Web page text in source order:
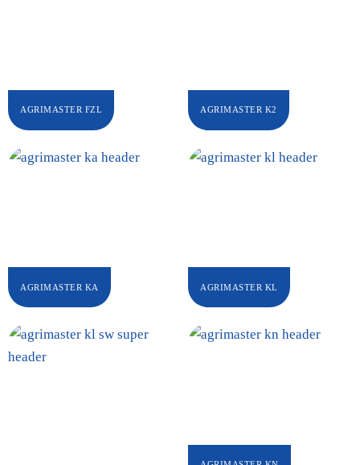
AGRIMASTER FZL AGRIMASTER K2
AGRIMASTER KA AGRIMASTER KL